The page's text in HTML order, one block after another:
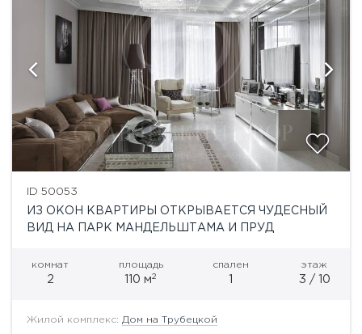
ID 50053
ИЗ ОКОН КВАРТИРЫ ОТКРЫВАЕТСЯ ЧУДЕСНЫЙ
ВИД НА ПАРК МАНДЕЛЬШТАМА И ПРУД
комнат
2
площадь
110 м2
спален
1
этаж
3 / 10
Жилой комплекс: Дом на Трубецкой